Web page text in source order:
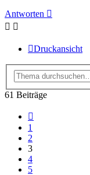
Antworten
Druckansicht
61 Beiträge
1
2
3
4
5